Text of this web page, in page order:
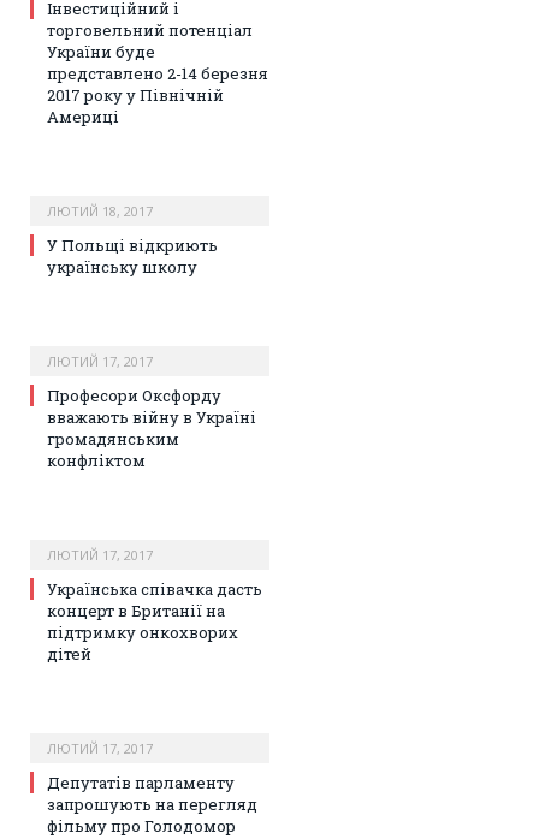
Інвестиційний і
торговельний потенціал
України буде
представлено 2-14 березня
2017 року у Північній
Америці
ЛЮТИЙ 18, 2017
У Польщі відкриють
українську школу
ЛЮТИЙ 17, 2017
Професори Оксфорду
вважають війну в Україні
громадянським
конфліктом
ЛЮТИЙ 17, 2017
Українська співачка дасть
концерт в Британії на
підтримку онкохворих
дітей
ЛЮТИЙ 17, 2017
Депутатів парламенту
запрошують на перегляд
фільму про Голодомор